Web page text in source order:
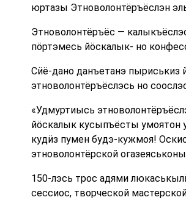
юртазы Этноволонтёръёслэн
Этноволонтёръёс —
пӧртэмесь йӧскалык- но
Сӥё-дано данъетанэ пыриськиз
этноволонтёръёслэсь но
«Удмуртиысь
йӧскалык кусыпъёсты умоятон
кудӥз пумен будэ-кужмоя!
этноволонтёрской
150-лэсь трос адями
сессиос, творческой